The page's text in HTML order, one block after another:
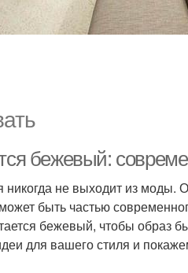
бежевый:
не выходит из моды.
быть частью
бежевый, чтобы образ
для вашего стиля и